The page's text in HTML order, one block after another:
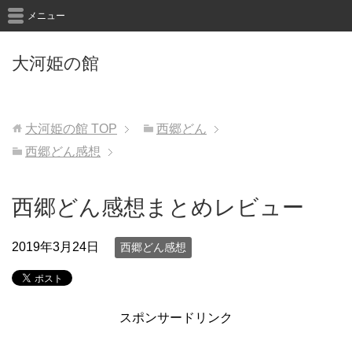
大河姫の館
メニュー
大河姫の館 TOP
西郷どん
西郷どん感想
西郷どん感想まとめレビュー
2019年3月24日 西郷どん感想
スポンサードリンク